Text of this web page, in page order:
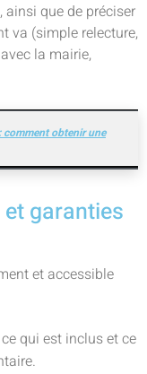
que de préciser
va (simple relecture,
la mairie,
comment obtenir une
garanties
et accessible
qui est inclus et ce